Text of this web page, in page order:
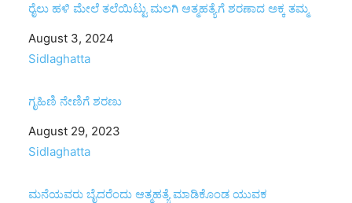
ರೈಲು ಹಳಿ ಮೇಲೆ ತಲೆಯಿಟ್ಟು ಮಲಗಿ ಆತ್ಮಹತ್ಯೆಗೆ ಶರಣಾದ ಅಕ್ಕ ತಮ್ಮ
Date
August 3, 2024
In relation to
Sidlaghatta
ಗೃಹಿಣಿ ನೇಣಿಗೆ ಶರಣು
Date
August 29, 2023
In relation to
Sidlaghatta
ಮನೆಯವರು ಬೈದರೆಂದು ಆತ್ಮಹತ್ಯೆ ಮಾಡಿಕೊಂಡ ಯುವಕ